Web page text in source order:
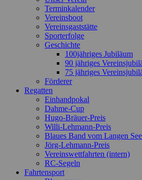
Terminkalender
Vereinsboot
Vereinsgaststätte
Sporterfolge
Geschichte
100jähriges Jubiläum
90 jähriges
75 jähriges
Förderer
Regatten
Einhandpokal
Dahme-Cup
Hugo-Bräuer-Preis
Willi-Lehmann-Preis
Blaues Band vom Langen See
Jörg-Lehmann-Preis
Vereinswettfahrten (intern)
RC-Segeln
Fahrtensport